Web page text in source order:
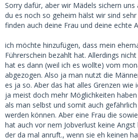
Sorry dafür, aber wir Mädels sichern
du es noch so geheim hälst wir sind
finden auch deine Frau und deine echte
ich möchte hinzufügen, dass mein
Führerschein bezahlt hat. Allerdings
hat es dann (weil ich es wollte) vom
abgezogen. Also ja man nutzt die
es ja so. Aber das hat alles Grenzen wie
ja meist doch mehr Möglichkeiten
als man selbst und somit auch
werden können. Aber eine Frau die
hat auch vor nem Jobverlust keine
der da mal anruft., wenn sie eh keinen